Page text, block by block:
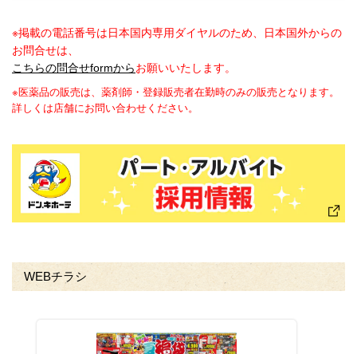
※掲載の電話番号は日本国内専用ダイヤルのため、日本国外からの
お問合せは、
こちらの問合せformからお願いいたします。
※医薬品の販売は、薬剤師・登録販売者在勤時のみの販売となります。
詳しくは店舗にお問い合わせください。
WEBチラシ